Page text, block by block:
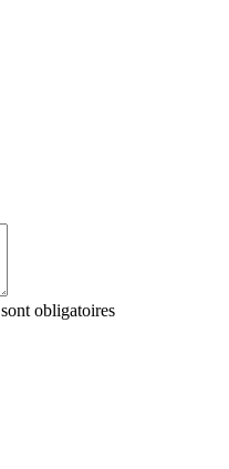
obligatoires